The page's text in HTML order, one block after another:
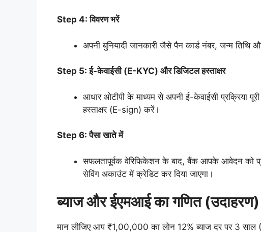
Step 4: विवरण भरें
अपनी बुनियादी जानकारी जैसे पैन कार्ड नंबर, जन्म
Step 5: ई-केवाईसी (E-KYC) और डिजिटल हस्ताक्षर
आधार ओटीपी के माध्यम से अपनी ई-केवाईसी प्रक्रिया
हस्ताक्षर (E-sign) करें।
Step 6: पैसा खाते में
सफलतापूर्वक वेरिफिकेशन के बाद, बैंक आपके आवेदन को
सेविंग अकाउंट में क्रेडिट कर दिया जाएगा।
ब्याज और ईएमआई का गणित (उदाहरण)
मान लीजिए आप ₹1,00,000 का लोन 12% ब्याज दर पर 3